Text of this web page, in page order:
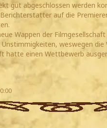
gut abgeschlossen werden
auf die
Wappen der
weswegen die
hatte einen Wettbewerb